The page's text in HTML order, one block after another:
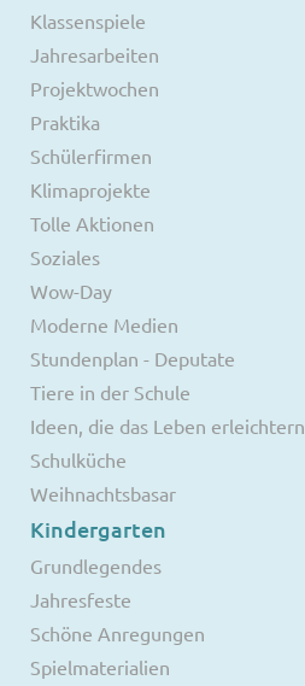
Klassenspiele
Jahresarbeiten
Projektwochen
Praktika
Schülerfirmen
Klimaprojekte
Tolle Aktionen
Soziales
Wow-Day
Moderne Medien
Stundenplan - Deputate
Tiere in der Schule
Ideen, die das Leben erleichtern
Schulküche
Weihnachtsbasar
Kindergarten
Grundlegendes
Jahresfeste
Schöne Anregungen
Spielmaterialien